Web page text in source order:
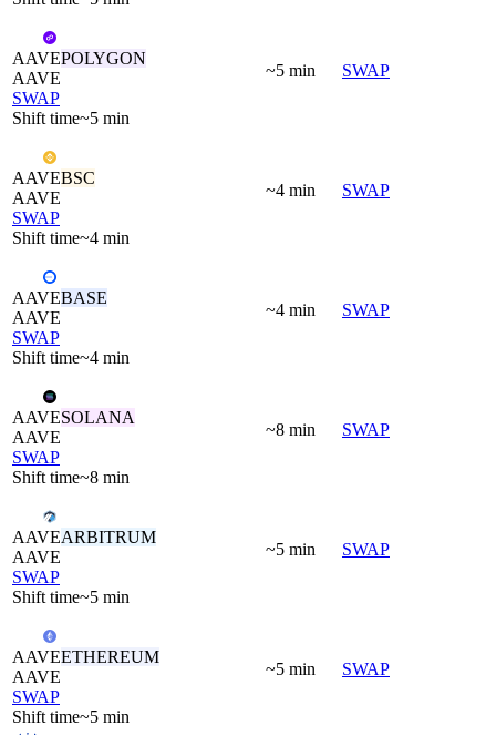
AAVEPOLYGON
AAVE
SWAP
Shift time~5 min
~5 min SWAP
AAVEBSC
AAVE
SWAP
Shift time~4 min
~4 min SWAP
AAVEBASE
AAVE
SWAP
Shift time~4 min
~4 min SWAP
AAVESOLANA
AAVE
SWAP
Shift time~8 min
~8 min SWAP
AAVEARBITRUM
AAVE
SWAP
Shift time~5 min
~5 min SWAP
AAVEETHEREUM
AAVE
SWAP
Shift time~5 min
~5 min SWAP